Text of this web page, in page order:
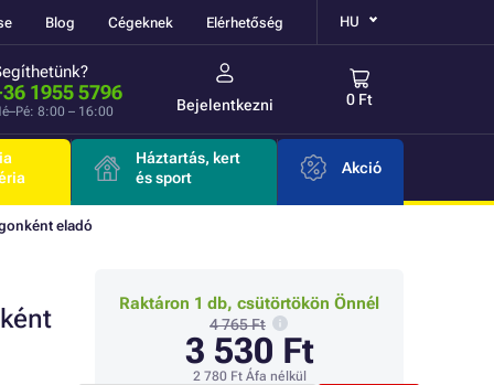
Blog Cégeknek Elérhetőség HU
1955 5796
8:00 – 16:00 Bejelentkezni 0 Ft
Háztartás, kert
és sport
Akció
eladó
Raktáron 1 db, csütörtökön Önnél
4 765 Ft
3 530 Ft
2 780 FtÁfa nélkül